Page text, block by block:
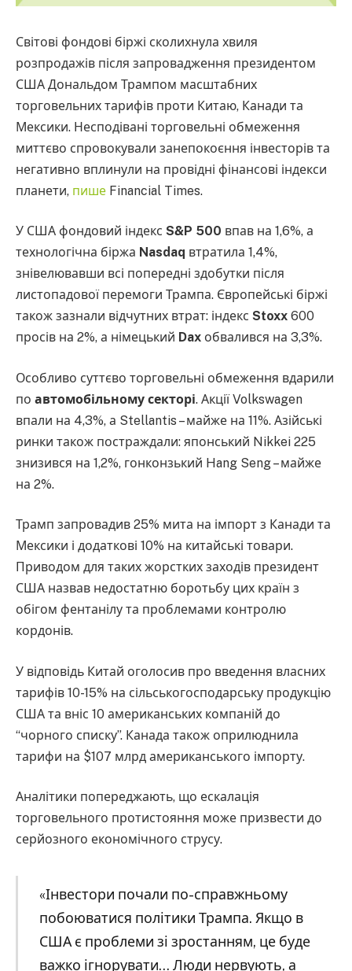
Світові фондові біржі сколихнула хвиля
розпродажів після запровадження президентом
США Дональдом Трампом масштабних
торговельних тарифів проти Китаю, Канади та
Мексики. Несподівані торговельні обмеження
миттєво спровокували занепокоєння інвесторів та
негативно вплинули на провідні фінансові індекси
планети, пише Financial Times.
У США фондовий індекс S&P 500 впав на 1,6%, а
технологічна біржа Nasdaq втратила 1,4%,
знівелювавши всі попередні здобутки після
листопадової перемоги Трампа. Європейські біржі
також зазнали відчутних втрат: індекс Stoxx 600
просів на 2%, а німецький Dax обвалився на 3,3%.
Особливо суттєво торговельні обмеження вдарили
по автомобільному секторі. Акції Volkswagen
впали на 4,3%, а Stellantis – майже на 11%. Азійські
ринки також постраждали: японський Nikkei 225
знизився на 1,2%, гонконзький Hang Seng – майже
на 2%.
Трамп запровадив 25% мита на імпорт з Канади та
Мексики і додаткові 10% на китайські товари.
Приводом для таких жорстких заходів президент
США назвав недостатню боротьбу цих країн з
обігом фентанілу та проблемами контролю
кордонів.
У відповідь Китай оголосив про введення власних
тарифів 10-15% на сільськогосподарську продукцію
США та вніс 10 американських компаній до
“чорного списку”. Канада також оприлюднила
тарифи на $107 млрд американського імпорту.
Аналітики попереджають, що ескалація
торговельного протистояння може призвести до
серйозного економічного струсу.
«Інвестори почали по-справжньому
побоюватися політики Трампа. Якщо в
США є проблеми зі зростанням, це буде
важко ігнорувати… Люди нервують, а